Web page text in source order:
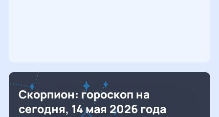
Скорпион: гороскоп на
сегодня, 14 мая 2026 года